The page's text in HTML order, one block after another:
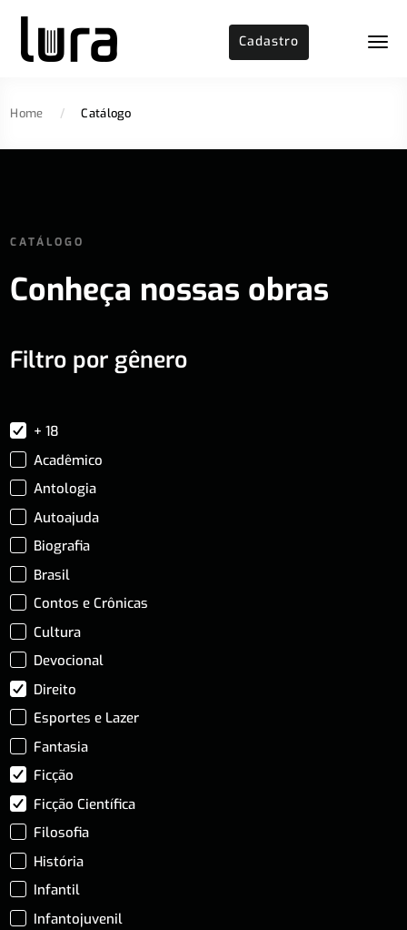
Cadastro
Home / Catálogo
CATÁLOGO
Conheça nossas obras
Filtro por gênero
+ 18
Acadêmico
Antologia
Autoajuda
Biografia
Brasil
Contos e Crônicas
Cultura
Devocional
Direito
Esportes e Lazer
Fantasia
Ficção
Ficção Científica
Filosofia
História
Infantil
Infantojuvenil